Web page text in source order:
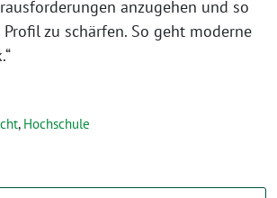
anzugehen und so
zu schärfen. So geht moderne
, Hochschule